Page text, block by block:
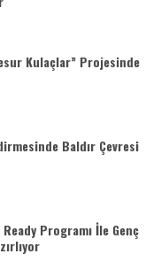
Kulaçlar” Projesinde
Baldır Çevresi
Programı İle Genç